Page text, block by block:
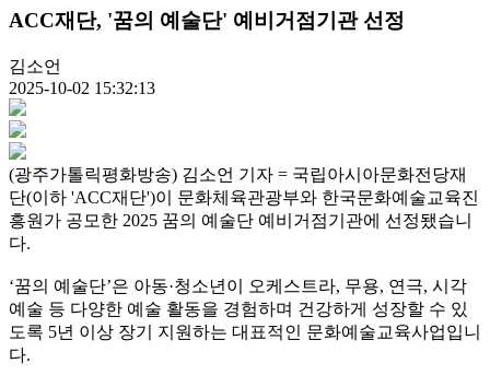
ACC재단, '꿈의 예술단' 예비거점기관 선정
김소언
2025-10-02 15:32:13
(광주가톨릭평화방송) 김소언 기자 = 국립아시아문화전당재
단(이하 'ACC재단')이 문화체육관광부와 한국문화예술교육진
흥원가 공모한 2025 꿈의 예술단 예비거점기관에 선정됐습니
다.
‘꿈의 예술단’은 아동·청소년이 오케스트라, 무용, 연극, 시각
예술 등 다양한 예술 활동을 경험하며 건강하게 성장할 수 있
도록 5년 이상 장기 지원하는 대표적인 문화예술교육사업입니
다.